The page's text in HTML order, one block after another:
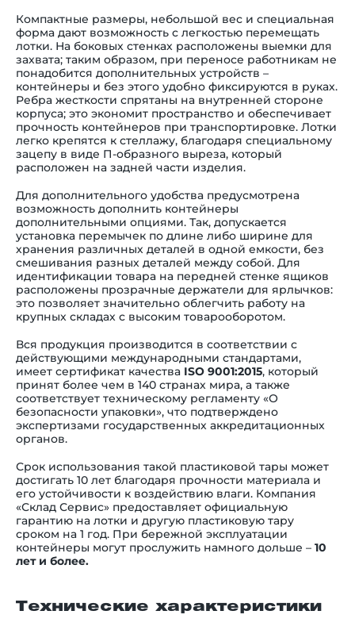
Компактные размеры, небольшой вес и специальная
форма дают возможность с легкостью перемещать
лотки. На боковых стенках расположены выемки для
захвата; таким образом, при переносе работникам не
понадобится дополнительных устройств –
контейнеры и без этого удобно фиксируются в руках.
Ребра жесткости спрятаны на внутренней стороне
корпуса; это экономит пространство и обеспечивает
прочность контейнеров при транспортировке. Лотки
легко крепятся к стеллажу, благодаря специальному
зацепу в виде П-образного выреза, который
расположен на задней части изделия.
Для дополнительного удобства предусмотрена
возможность дополнить контейнеры
дополнительными опциями. Так, допускается
установка перемычек по длине либо ширине для
хранения различных деталей в одной емкости, без
смешивания разных деталей между собой. Для
идентификации товара на передней стенке ящиков
расположены прозрачные держатели для ярлычков:
это позволяет значительно облегчить работу на
крупных складах с высоким товарооборотом.
Вся продукция производится в соответствии с
действующими международными стандартами,
имеет сертификат качества ISO 9001:2015, который
принят более чем в 140 странах мира, а также
соответствует техническому регламенту «О
безопасности упаковки», что подтверждено
экспертизами государственных аккредитационных
органов.
Срок использования такой пластиковой тары может
достигать 10 лет благодаря прочности материала и
его устойчивости к воздействию влаги. Компания
«Склад Сервис» предоставляет официальную
гарантию на лотки и другую пластиковую тару
сроком на 1 год. При бережной эксплуатации
контейнеры могут прослужить намного дольше – 10
лет и более.
Технические характеристики